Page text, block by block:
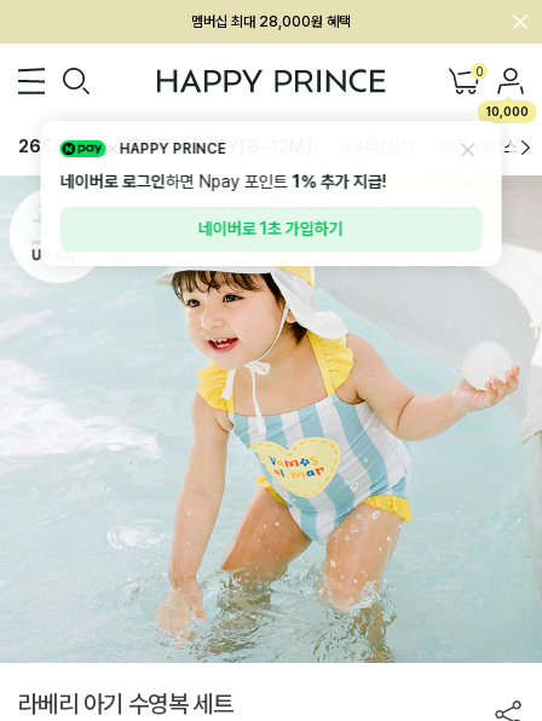
회원전용 아울렛, 가입하면 ~60% 할인!
멤버십 최대 28,000원 혜택 0
10,000
26SS 신상 BEST BABY[6~12M] 하의/레깅스
라베리 아기 수영복 세트
HAPPY PRINCE
네이버로 로그인하면 Npay 포인트1%추가 지급!
네이버로 1초 가입하기